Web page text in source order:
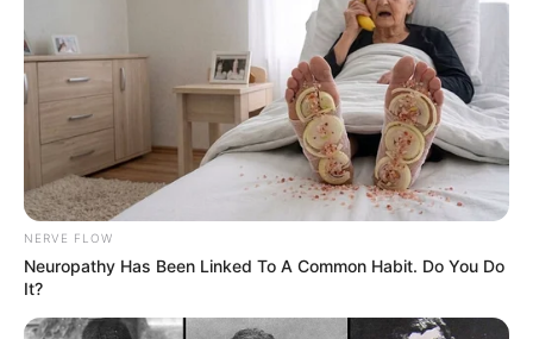
NERVE FLOW
Neuropathy Has Been Linked To A Common Habit. Do You Do
It?